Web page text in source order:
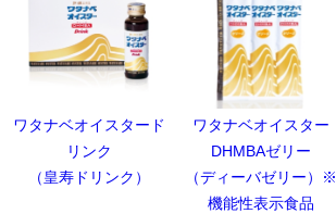
ワタナベオイスタード
リンク
（皇寿ドリンク）
ワタナベオイスター
DHMBAゼリー
（ディーバゼリー）※
機能性表示食品